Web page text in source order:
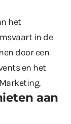
het
in de
door een
en het
aan